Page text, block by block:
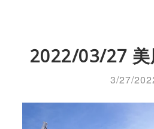
2022/03/27 美
3/27/